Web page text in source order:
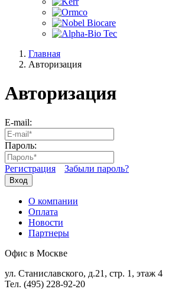
Главная
Авторизация
Авторизация
E-mail:
Пароль:
Регистрация Забыли пароль?
Вход
О компании
Оплата
Новости
Партнеры
Офис в Москве
ул. Станиславского, д.21, стр. 1, этаж 4
Тел. (495) 228-92-20